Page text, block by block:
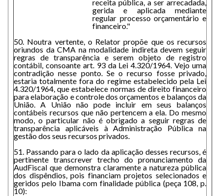
receita pública, a ser arrecadada,
gerida e aplicada mediante
regular processo orçamentário e
financeiro."
50. Noutra vertente, o Relator propõe que os recursos
oriundos da CMA na modalidade indireta devem seguir
regras de transparência e serem objeto de registro
contábil, consoante art. 93 da Lei 4.320/1964. Vejo uma
contradição nesse ponto. Se o recurso fosse privado,
estaria totalmente fora do regime estabelecido pela Lei
4.320/1964, que estabelece normas de direito financeiro
para elaboração e controle dos orçamentos e balanços da
União. A União não pode incluir em seus balanços
contábeis recursos que não pertencem a ela. Do mesmo
modo, o particular não é obrigado a seguir regras de
transparência aplicáveis à Administração Pública na
gestão dos seus recursos privados.
51. Passando para o lado da aplicação desses recursos, é
pertinente transcrever trecho do pronunciamento da
AudFiscal que demonstra claramente a natureza pública
dos dispêndios, pois financiam projetos selecionados e
geridos pelo Ibama com finalidade pública (peça 108, p.
10):